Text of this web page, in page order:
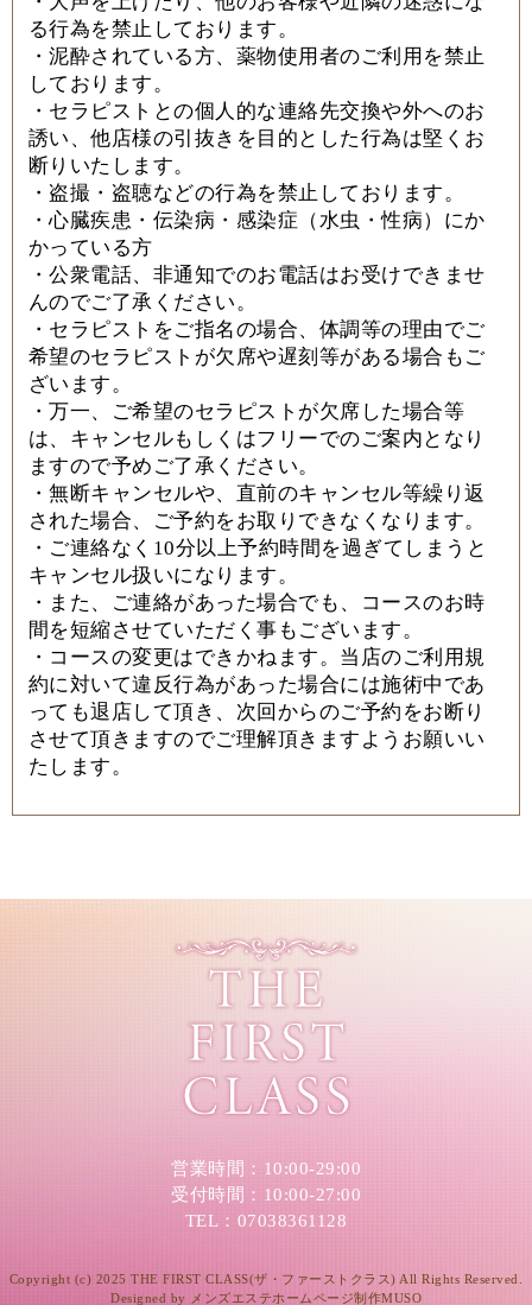
る行為を禁止しております。
・泥酔されている方、薬物使用者のご利用を禁止
しております。
・セラピストとの個人的な連絡先交換や外へのお
誘い、他店様の引抜きを目的とした行為は堅くお
断りいたします。
・盗撮・盗聴などの行為を禁止しております。
・心臓疾患・伝染病・感染症（水虫・性病）にか
かっている方
・公衆電話、非通知でのお電話はお受けできませ
んのでご了承ください。
・セラピストをご指名の場合、体調等の理由でご
希望のセラピストが欠席や遅刻等がある場合もご
ざいます。
・万一、ご希望のセラピストが欠席した場合等
は、キャンセルもしくはフリーでのご案内となり
ますので予めご了承ください。
・無断キャンセルや、直前のキャンセル等繰り返
された場合、ご予約をお取りできなくなります。
・ご連絡なく 10分以上予約時間を過ぎてしまうと
キャンセル扱いになります。
・また、ご連絡があった場合でも、コースのお時
間を短縮させていただく事もございます。
・コースの変更はできかねます。当店のご利用規
約に対いて違反行為があった場合には施術中であ
っても退店して頂き、次回からのご予約をお断り
させて頂きますのでご理解頂きますようお願いい
たします。
営業時間：10:00-29:00
受付時間：10:00-27:00
TEL：07038361128
Copyright (c) 2025 THE FIRST CLASS(ザ・ファーストクラス) All Rights Reserved.
Designed by メンズエステホームページ制作MUSO